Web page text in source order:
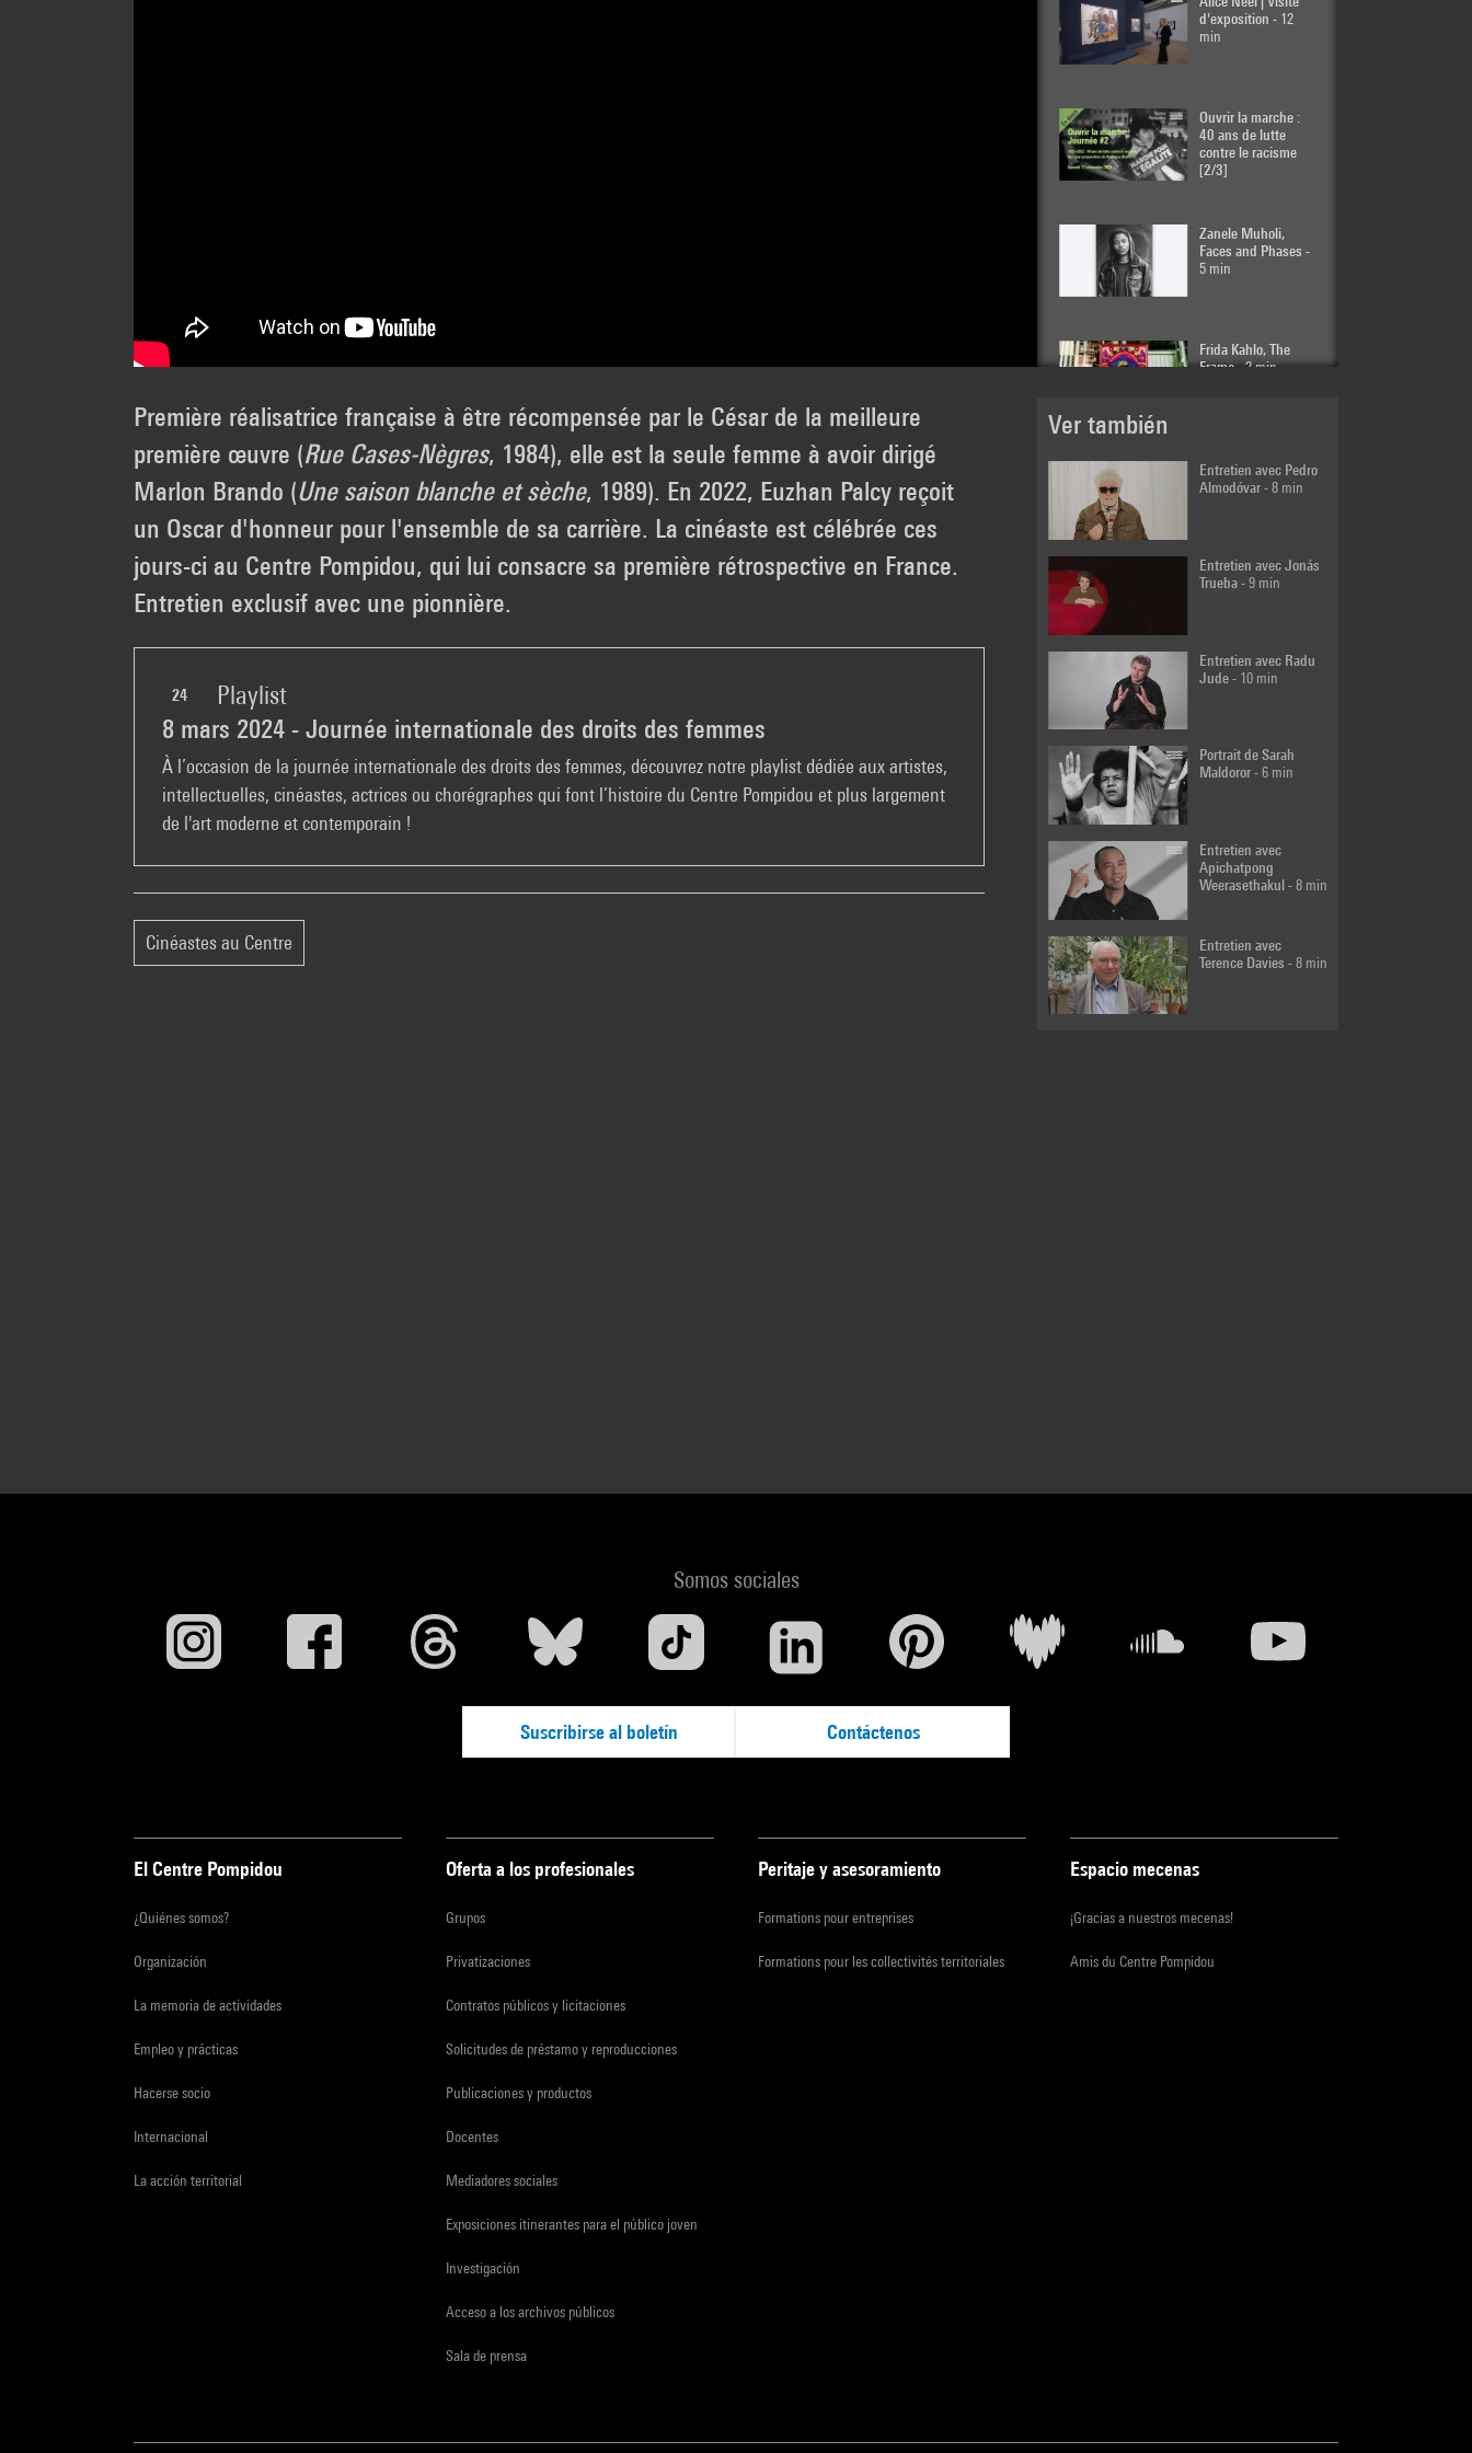
d'exposition - 12
min
Ouvrir la marche :
40 ans de lutte
contre le racisme
[2/3]
Zanele Muholi,
Faces and Phases -
5 min
Frida Kahlo, The
Frame- 2 min
Entretien avec
Vinciane Despret
10 min
Marcel Duchamp
2023- 4 min
Dans les coulisses
de Noire- 8 min
Dans les coulisses
avec Alexandra
Première réalisatrice française à être récompensée par le César de la meilleure
première œuvre (Rue Cases-Nègres, 1984), elle est la seule femme à avoir dirigé
Marlon Brando (Une saison blanche et sèche, 1989). En 2022, Euzhan Palcy reçoit
un Oscar d'honneur pour l'ensemble de sa carrière. La cinéaste est célébrée ces
jours-ci au Centre Pompidou, qui lui consacre sa première rétrospective en France.
Entretien exclusif avec une pionnière.
24
Playlist
8 mars 2024 - Journée internationale des droits des femmes
À l’occasion de la journée internationale des droits des femmes, découvrez notre playlist dédiée aux artistes,
intellectuelles, cinéastes, actrices ou chorégraphes qui font l’histoire du Centre Pompidou et plus largement
de l'art moderne et contemporain !
Cinéastes au Centre
Ver también
Entretien avec Pedro
Almodóvar- 8 min
Entretien avec Jonás
Trueba- 9 min
Entretien avec Radu
Jude- 10 min
Portrait de Sarah
Maldoror- 6 min
Entretien avec
Apichatpong
Weerasethakul- 8 min
Entretien avec
Terence Davies - 8 min
Somos sociales
Suscribirse al boletín Contáctenos
El Centre Pompidou
¿Quiénes somos?
Organización
La memoria de actividades
Empleo y prácticas
Hacerse socio
Internacional
La acción territorial
Oferta a los profesionales
Grupos
Privatizaciones
Contratos públicos y licitaciones
Solicitudes de préstamo y reproducciones
Publicaciones y productos
Docentes
Mediadores sociales
Exposiciones itinerantes para el público joven
Investigación
Acceso a los archivos públicos
Sala de prensa
Peritaje y asesoramiento
Formations pour entreprises
Formations pour les collectivités territoriales
Espacio mecenas
¡Gracias a nuestros mecenas!
Amis du Centre Pompidou